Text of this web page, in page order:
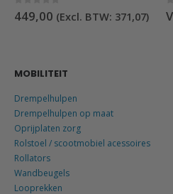
0out of 5
449,00 (Excl. BTW: 371,07) 0
MOBILITEIT
Drempelhulpen
Drempelhulpen op maat
Oprijplaten zorg
Rolstoel / scootmobiel acessoires
Rollators
Wandbeugels
Looprekken